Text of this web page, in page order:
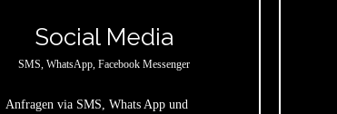
Social Media
SMS, WhatsApp, Facebook Messenger
Anfragen via SMS, Whats App und